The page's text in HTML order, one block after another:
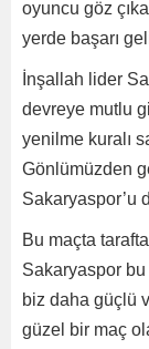
oyuncu göz
yerde başarı
İnşallah lider
devreye mutlu
yenilme kuralı
Gönlümüzden
Sakaryaspor’u
Bu maçta
Sakaryaspor bu
biz daha güçlü
güzel bir maç